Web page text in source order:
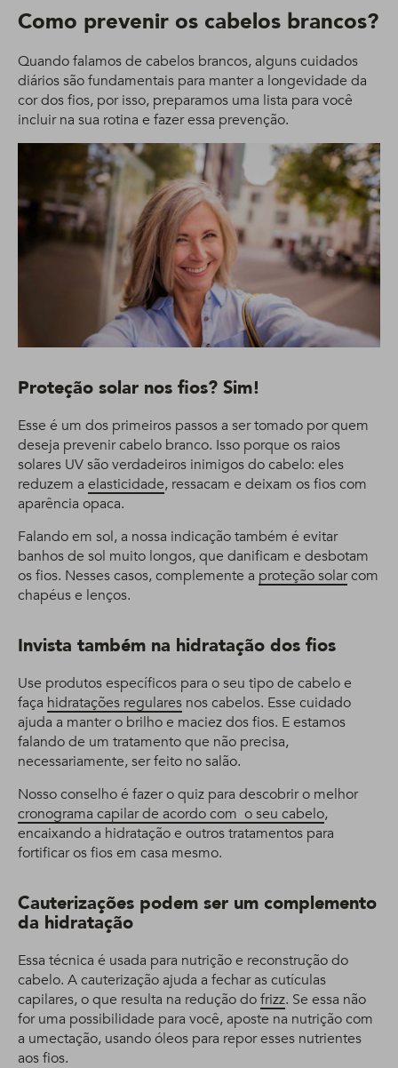
Como prevenir os cabelos brancos?
Quando falamos de cabelos brancos, alguns cuidados
diários são fundamentais para manter a longevidade da
cor dos fios, por isso, preparamos uma lista para você
incluir na sua rotina e fazer essa prevenção.
Proteção solar nos fios? Sim!
Esse é um dos primeiros passos a ser tomado por quem
deseja prevenir cabelo branco. Isso porque os raios
solares UV são verdadeiros inimigos do cabelo: eles
reduzem a elasticidade, ressacam e deixam os fios com
aparência opaca.
Falando em sol, a nossa indicação também é evitar
banhos de sol muito longos, que danificam e desbotam
os fios. Nesses casos, complemente a proteção solarcom
chapéus e lenços.
Invista também na hidratação dos fios
Use produtos específicos para o seu tipo de cabelo e
faça hidratações regulares nos cabelos. Esse cuidado
ajuda a manter o brilho e maciez dos fios. E estamos
falando de um tratamento que não precisa,
necessariamente, ser feito no salão.
Nosso conselho é fazer o quiz para descobrir o melhor
cronograma capilar de acordo com o seu cabelo,
encaixando a hidratação e outros tratamentos para
fortificar os fios em casa mesmo.
Cauterizações podem ser um complemento
da hidratação
Essa técnica é usada para nutrição e reconstrução do
cabelo. A cauterização ajuda a fechar as cutículas
capilares, o que resulta na redução dofrizz. Se essa não
for uma possibilidade para você, aposte na nutrição com
a umectação, usando óleos para repor esses nutrientes
aos fios.